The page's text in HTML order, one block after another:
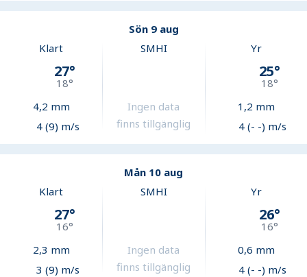
Sön 9 aug
Klart
27°
18°
4,2 mm
4 (9) m/s
SMHI
Ingen data
finns tillgänglig
Yr
25°
18°
1,2 mm
4 (- -) m/s
Mån 10 aug
Klart
27°
16°
2,3 mm
3 (9) m/s
SMHI
Ingen data
finns tillgänglig
Yr
26°
16°
0,6 mm
4 (- -) m/s